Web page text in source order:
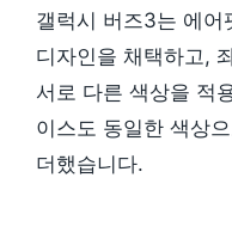
갤럭시 버즈3는 에어
디자인을 채택하고,
서로 다른 색상을 적
이스도 동일한 색상
더했습니다.